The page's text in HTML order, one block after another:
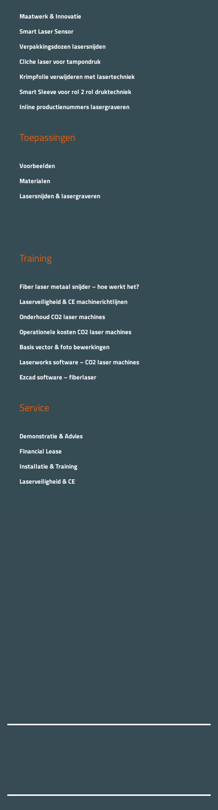
Maatwerk & Innovatie
Smart Laser Sensor
Verpakkingsdozen lasersnijden
Cliche laser voor tampondruk
Krimpfolie verwijderen met lasertechniek
Smart Sleeve voor rol 2 rol druktechniek
Inline productienummers lasergraveren
Toepassingen
Voorbeelden
Materialen
Lasersnijden & lasergraveren
Training
Fiber laser metaal snijder – hoe werkt het?
Laserveiligheid & CE machinerichtlijnen
Onderhoud CO2 laser machines
Operationele kosten CO2 laser machines
Basis vector & foto bewerkingen
Laserworks software – CO2 laser machines
Ezcad software – fiberlaser
Service
Demonstratie & Advies
Financial Lease
Installatie & Training
Laserveiligheid & CE